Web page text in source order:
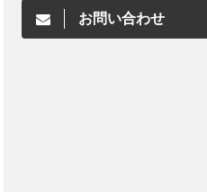
お問い合わせ